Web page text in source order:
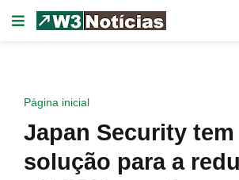
Página inicial
Japan Security tem
solução para a